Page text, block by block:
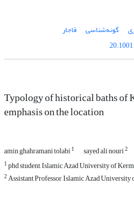
گونه‌شناسی
قاجار
Typology of historical baths of
emphasis on the location
amin ghahramani tolabi1 sayed ali nouri2
1phd student, Islamic Azad University of
2Assistant Professor, Islamic Azad University